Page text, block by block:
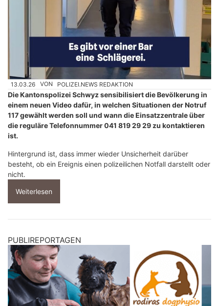
13.03.26 VON POLIZEI.NEWS REDAKTION
Die Kantonspolizei Schwyz sensibilisiert die Bevölkerung in
einem neuen Video dafür, in welchen Situationen der Notruf
117 gewählt werden soll und wann die Einsatzzentrale über
die reguläre Telefonnummer 041 819 29 29 zu kontaktieren
ist.
Hintergrund ist, dass immer wieder Unsicherheit darüber
besteht, ob ein Ereignis einen polizeilichen Notfall darstellt oder
nicht.
Weiterlesen
PUBLIREPORTAGEN